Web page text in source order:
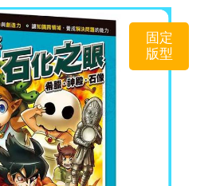
固定
版型